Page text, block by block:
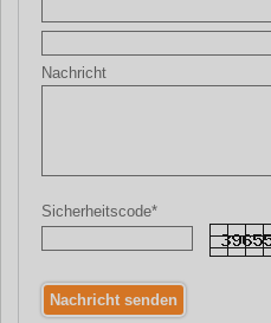
Nachricht
Sicherheitscode*